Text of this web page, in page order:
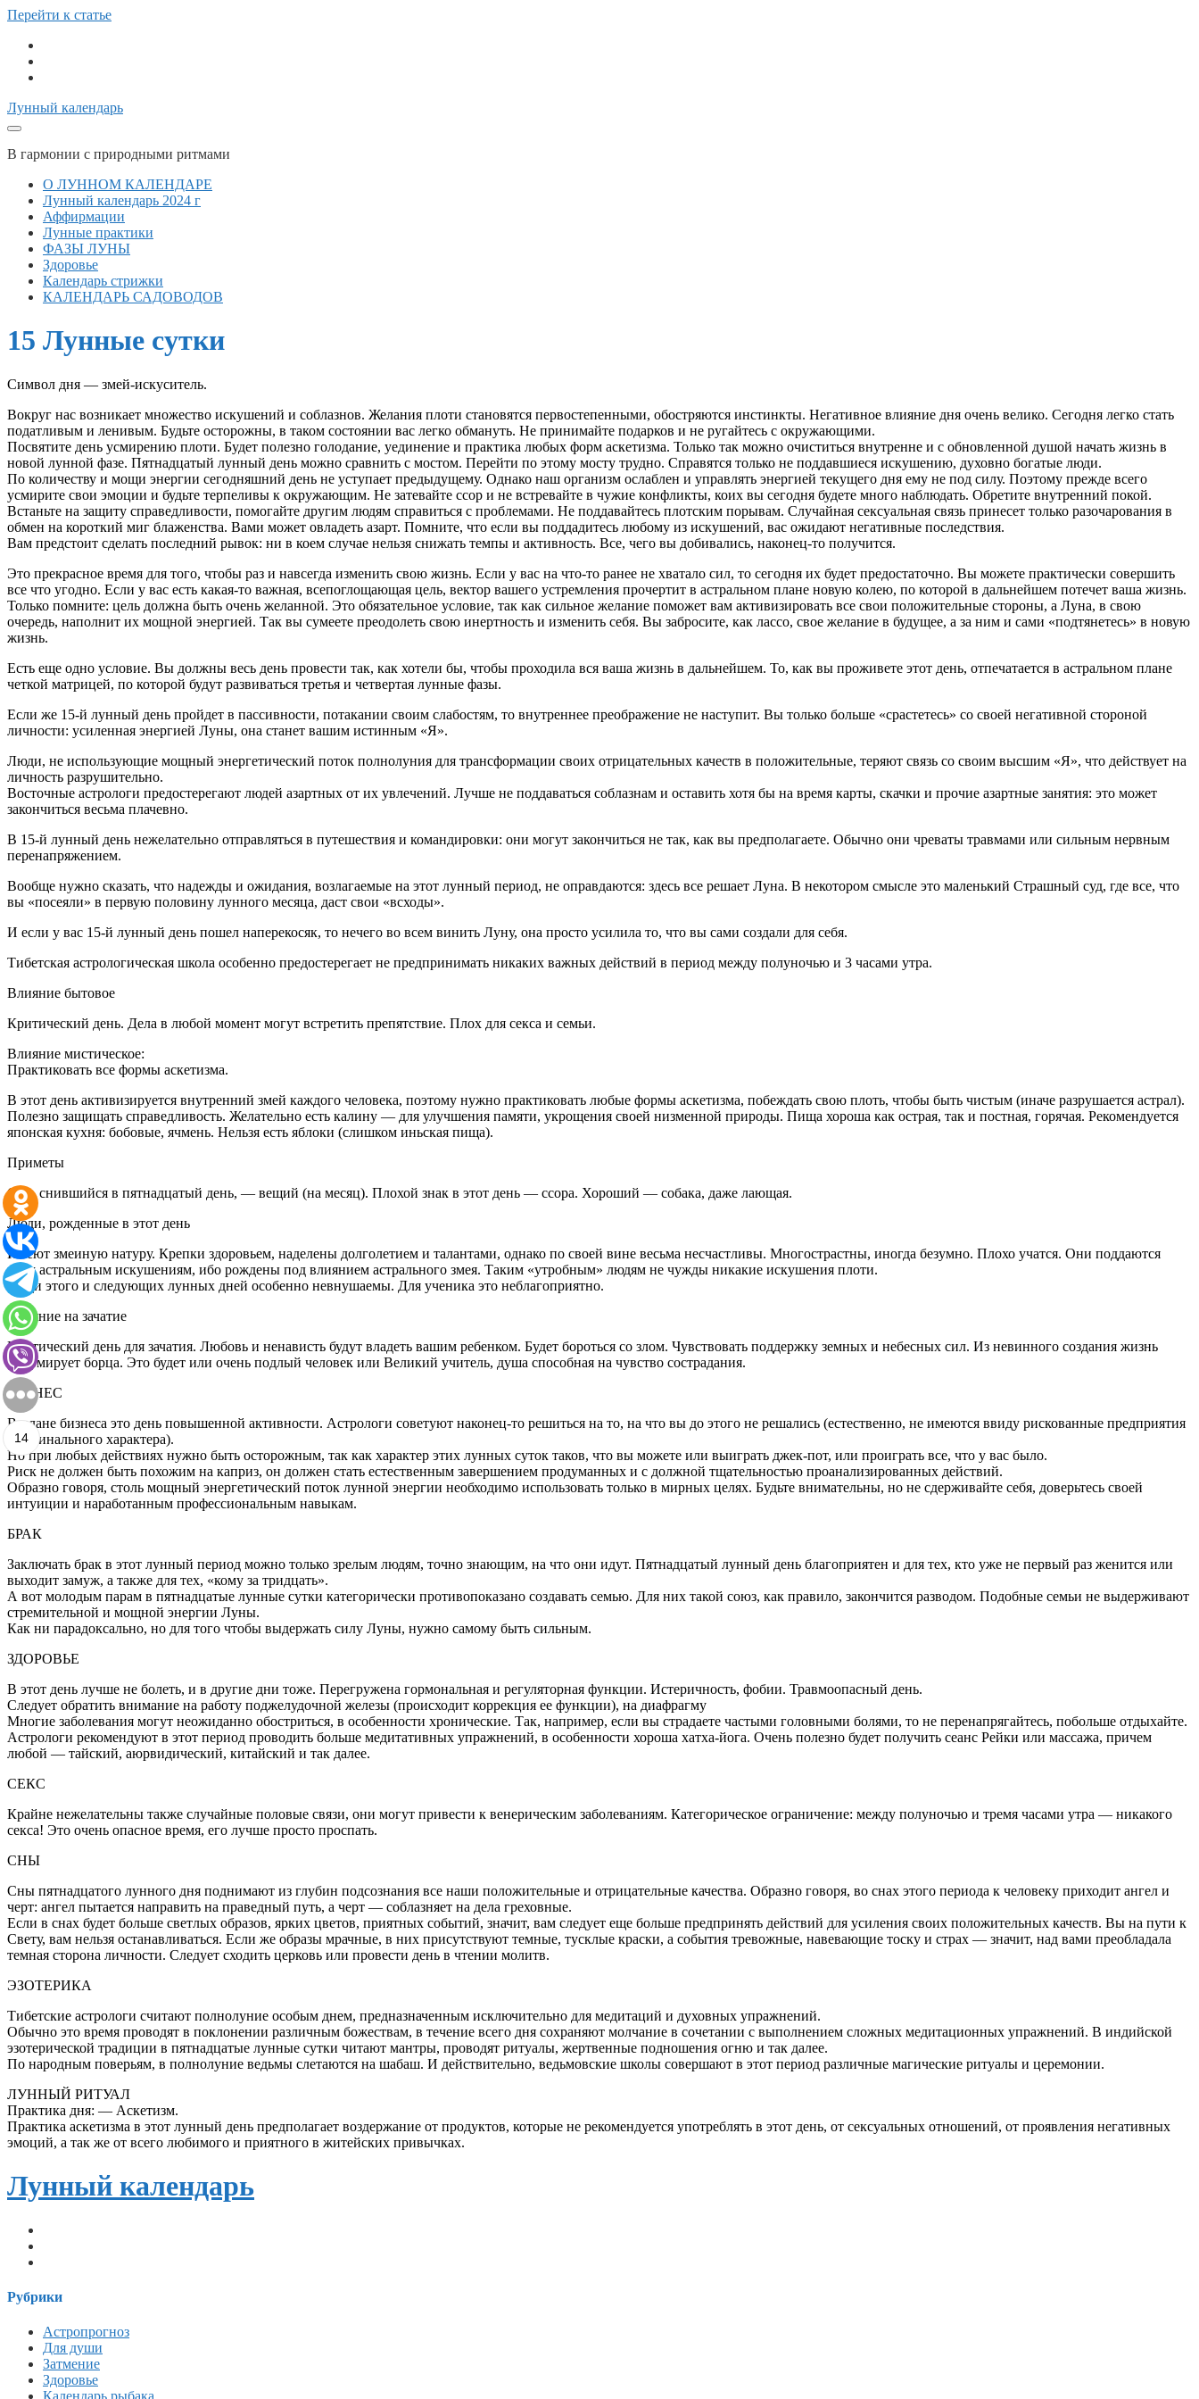
Перейти к статье
Лунный календарь
В гармонии с природными ритмами
О ЛУННОМ КАЛЕНДАРЕ
Лунный календарь 2024 г
Аффирмации
Лунные практики
ФАЗЫ ЛУНЫ
Здоровье
Календарь стрижки
КАЛЕНДАРЬ САДОВОДОВ
15 Лунные сутки
Символ дня — змей-искуситель.
Вокруг нас возникает множество искушений и соблазнов. Желания плоти становятся первостепенными, обостряются инстинкты. Негативное влияние дня очень велико. Сегодня легко стать
податливым и ленивым. Будьте осторожны, в таком состоянии вас легко обмануть. Не принимайте подарков и не ругайтесь с окружающими.
Посвятите день усмирению плоти. Будет полезно голодание, уединение и практика любых форм аскетизма. Только так можно очиститься внутренне и с обновленной душой начать жизнь в
новой лунной фазе. Пятнадцатый лунный день можно сравнить с мостом. Перейти по этому мосту трудно. Справятся только не поддавшиеся искушению, духовно богатые люди.
По количеству и мощи энергии сегодняшний день не уступает предыдущему. Однако наш организм ослаблен и управлять энергией текущего дня ему не под силу. Поэтому прежде всего
усмирите свои эмоции и будьте терпеливы к окружающим. Не затевайте ссор и не встревайте в чужие конфликты, коих вы сегодня будете много наблюдать. Обретите внутренний покой.
Встаньте на защиту справедливости, помогайте другим людям справиться с проблемами. Не поддавайтесь плотским порывам. Случайная сексуальная связь принесет только разочарования в
обмен на короткий миг блаженства. Вами может овладеть азарт. Помните, что если вы поддадитесь любому из искушений, вас ожидают негативные последствия.
Вам предстоит сделать последний рывок: ни в коем случае нельзя снижать темпы и активность. Все, чего вы добивались, наконец-то получится.
Это прекрасное время для того, чтобы раз и навсегда изменить свою жизнь. Если у вас на что-то ранее не хватало сил, то сегодня их будет предостаточно. Вы можете практически совершить
все что угодно. Если у вас есть какая-то важная, всепоглощающая цель, вектор вашего устремления прочертит в астральном плане новую колею, по которой в дальнейшем потечет ваша жизнь.
Только помните: цель должна быть очень желанной. Это обязательное условие, так как сильное желание поможет вам активизировать все свои положительные стороны, а Луна, в свою
очередь, наполнит их мощной энергией. Так вы сумеете преодолеть свою инертность и изменить себя. Вы забросите, как лассо, свое желание в будущее, а за ним и сами «подтянетесь» в новую
жизнь.
Есть еще одно условие. Вы должны весь день провести так, как хотели бы, чтобы проходила вся ваша жизнь в дальнейшем. То, как вы проживете этот день, отпечатается в астральном плане
четкой матрицей, по которой будут развиваться третья и четвертая лунные фазы.
Если же 15-й лунный день пройдет в пассивности, потакании своим слабостям, то внутреннее преображение не наступит. Вы только больше «срастетесь» со своей негативной стороной
личности: усиленная энергией Луны, она станет вашим истинным «Я».
Люди, не использующие мощный энергетический поток полнолуния для трансформации своих отрицательных качеств в положительные, теряют связь со своим высшим «Я», что действует на
личность разрушительно.
Восточные астрологи предостерегают людей азартных от их увлечений. Лучше не поддаваться соблазнам и оставить хотя бы на время карты, скачки и прочие азартные занятия: это может
закончиться весьма плачевно.
В 15-й лунный день нежелательно отправляться в путешествия и командировки: они могут закончиться не так, как вы предполагаете. Обычно они чреваты травмами или сильным нервным
перенапряжением.
Вообще нужно сказать, что надежды и ожидания, возлагаемые на этот лунный период, не оправдаются: здесь все решает Луна. В некотором смысле это маленький Страшный суд, где все, что
вы «посеяли» в первую половину лунного месяца, даст свои «всходы».
И если у вас 15-й лунный день пошел наперекосяк, то нечего во всем винить Луну, она просто усилила то, что вы сами создали для себя.
Тибетская астрологическая школа особенно предостерегает не предпринимать никаких важных действий в период между полуночью и 3 часами утра.
Влияние бытовое
Критический день. Дела в любой момент могут встретить препятствие. Плох для секса и семьи.
Влияние мистическое:
Практиковать все формы аскетизма.
В этот день активизируется внутренний змей каждого человека, поэтому нужно практиковать любые формы аскетизма, побеждать свою плоть, чтобы быть чистым (иначе разрушается астрал).
Полезно защищать справедливость. Желательно есть калину — для улучшения памяти, укрощения своей низменной природы. Пища хороша как острая, так и постная, горячая. Рекомендуется
японская кухня: бобовые, ячмень. Нельзя есть яблоки (слишком иньская пища).
Приметы
Сон, снившийся в пятнадцатый день, — вещий (на месяц). Плохой знак в этот день — ссора. Хороший — собака, даже лающая.
Люди, рожденные в этот день
Имеют змеиную натуру. Крепки здоровьем, наделены долголетием и талантами, однако по своей вине весьма несчастливы. Многострастны, иногда безумно. Плохо учатся. Они поддаются
всем астральным искушениям, ибо рождены под влиянием астрального змея. Таким «утробным» людям не чужды никакие искушения плоти.
Люди этого и следующих лунных дней особенно невнушаемы. Для ученика это неблагоприятно.
Влияние на зачатие
Критический день для зачатия. Любовь и ненависть будут владеть вашим ребенком. Будет бороться со злом. Чувствовать поддержку земных и небесных сил. Из невинного создания жизнь
сформирует борца. Это будет или очень подлый человек или Великий учитель, душа способная на чувство сострадания.
БИЗНЕС
В плане бизнеса это день повышенной активности. Астрологи советуют наконец-то решиться на то, на что вы до этого не решались (естественно, не имеются ввиду рискованные предприятия
криминального характера).
Но при любых действиях нужно быть осторожным, так как характер этих лунных суток таков, что вы можете или выиграть джек-пот, или проиграть все, что у вас было.
Риск не должен быть похожим на каприз, он должен стать естественным завершением продуманных и с должной тщательностью проанализированных действий.
Образно говоря, столь мощный энергетический поток лунной энергии необходимо использовать только в мирных целях. Будьте внимательны, но не сдерживайте себя, доверьтесь своей
интуиции и наработанным профессиональным навыкам.
БРАК
Заключать брак в этот лунный период можно только зрелым людям, точно знающим, на что они идут. Пятнадцатый лунный день благоприятен и для тех, кто уже не первый раз женится или
выходит замуж, а также для тех, «кому за тридцать».
А вот молодым парам в пятнадцатые лунные сутки категорически противопоказано создавать семью. Для них такой союз, как правило, закончится разводом. Подобные семьи не выдерживают
стремительной и мощной энергии Луны.
Как ни парадоксально, но для того чтобы выдержать силу Луны, нужно самому быть сильным.
ЗДОРОВЬЕ
В этот день лучше не болеть, и в другие дни тоже. Перегружена гормональная и регуляторная функции. Истеричность, фобии. Травмоопасный день.
Следует обратить внимание на работу поджелудочной железы (происходит коррекция ее функции), на диафрагму
Многие заболевания могут неожиданно обостриться, в особенности хронические. Так, например, если вы страдаете частыми головными болями, то не перенапрягайтесь, побольше отдыхайте.
Астрологи рекомендуют в этот период проводить больше медитативных упражнений, в особенности хороша хатха-йога. Очень полезно будет получить сеанс Рейки или массажа, причем
любой — тайский, аюрвидический, китайский и так далее.
СЕКС
Крайне нежелательны также случайные половые связи, они могут привести к венерическим заболеваниям. Категорическое ограничение: между полуночью и тремя часами утра — никакого
секса! Это очень опасное время, его лучше просто проспать.
СНЫ
Сны пятнадцатого лунного дня поднимают из глубин подсознания все наши положительные и отрицательные качества. Образно говоря, во снах этого периода к человеку приходит ангел и
черт: ангел пытается направить на праведный путь, а черт — соблазняет на дела греховные.
Если в снах будет больше светлых образов, ярких цветов, приятных событий, значит, вам следует еще больше предпринять действий для усиления своих положительных качеств. Вы на пути к
Свету, вам нельзя останавливаться. Если же образы мрачные, в них присутствуют темные, тусклые краски, а события тревожные, навевающие тоску и страх — значит, над вами преобладала
темная сторона личности. Следует сходить церковь или провести день в чтении молитв.
ЭЗОТЕРИКА
Тибетские астрологи считают полнолуние особым днем, предназначенным исключительно для медитаций и духовных упражнений.
Обычно это время проводят в поклонении различным божествам, в течение всего дня сохраняют молчание в сочетании с выполнением сложных медитационных упражнений. В индийской
эзотерической традиции в пятнадцатые лунные сутки читают мантры, проводят ритуалы, жертвенные подношения огню и так далее.
По народным поверьям, в полнолуние ведьмы слетаются на шабаш. И действительно, ведьмовские школы совершают в этот период различные магические ритуалы и церемонии.
ЛУННЫЙ РИТУАЛ
Практика дня: — Аскетизм.
Практика аскетизма в этот лунный день предполагает воздержание от продуктов, которые не рекомендуется употреблять в этот день, от сексуальных отношений, от проявления негативных
эмоций, а так же от всего любимого и приятного в житейских привычках.
Лунный календарь
Рубрики
Астропрогноз
Для души
Затмение
Здоровье
14